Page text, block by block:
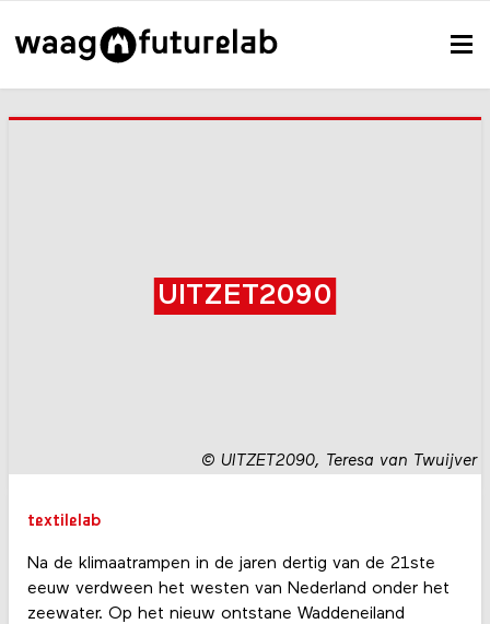
© UITZET2090, Teresa van Twuijver
UITZET2090
textilelab
Na de klimaatrampen in de jaren dertig van de 21ste
eeuw verdween het westen van Nederland onder het
zeewater. Op het nieuw ontstane Waddeneiland